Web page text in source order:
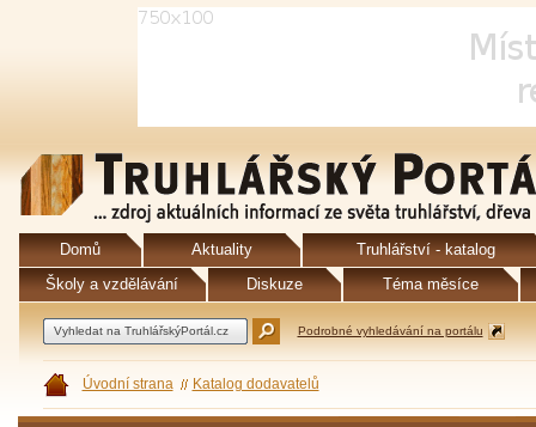
Domů Aktuality
Truhlářství - katalog
Školy a vzdělávání
Diskuze Téma měsíce
Podrobné vyhledávání na portálu
Úvodní strana Katalog dodavatelů